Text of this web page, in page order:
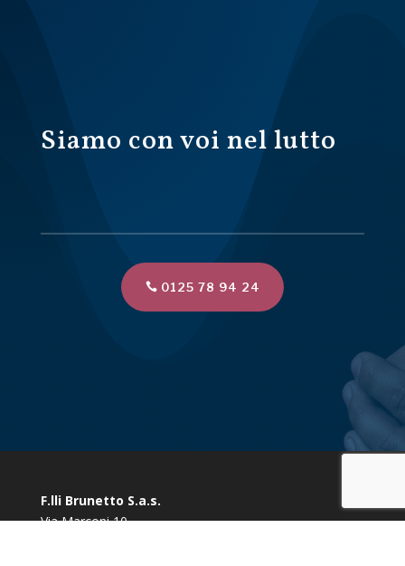
Siamo con voi nel lutto
0125 78 94 24
F.lli Brunetto S.a.s.
Via Marconi 10